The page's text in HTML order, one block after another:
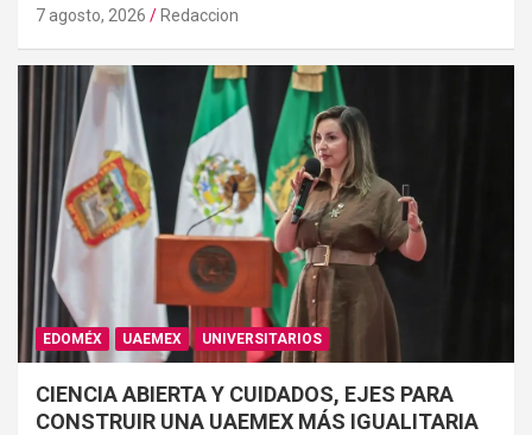
7 agosto, 2026 Redaccion
EDOMÉX UAEMEX UNIVERSITARIOS
CIENCIA ABIERTA Y CUIDADOS, EJES PARA
CONSTRUIR UNA UAEMEX MÁS IGUALITARIA